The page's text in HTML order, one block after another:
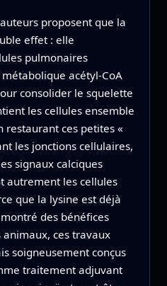
proposent que la
effet : elle
pulmonaires
acétyl‑CoA
consolider le squelette
les cellules ensemble
restaurant ces petites «
les jonctions cellulaires,
signaux calciques
autrement les cellules
que la lysine est déjà
des bénéfices
ces travaux
soigneusement conçus
traitement adjuvant